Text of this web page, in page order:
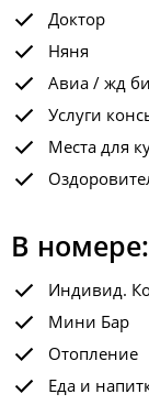
Доктор
Няня
Авиа / жд
Услуги
Места для
В номере:
Индивид.
Мини Бар
Отопление
Еда и